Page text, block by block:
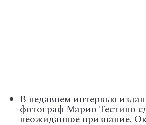
В недавнем интервью
фотограф Марио Тестино
неожиданное признание.